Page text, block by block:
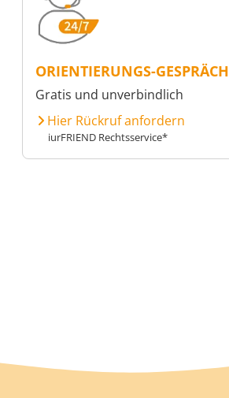
ORIENTIERUNGS-GESPRÄCH
Gratis und unverbindlich
Hier Rückruf anfordern
iurFRIEND Rechtsservice*